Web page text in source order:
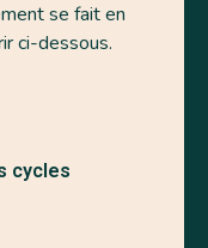
se fait en
ci-dessous.
cycles